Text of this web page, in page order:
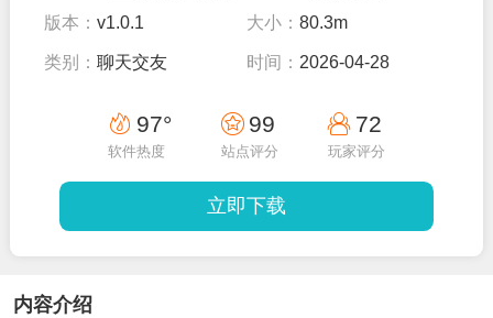
版本：v1.0.1 大小： 80.3m
类别：聊天交友 时间： 2026-04-28
97°
软件热度
99
站点评分
72
玩家评分
立即下载
内容介绍